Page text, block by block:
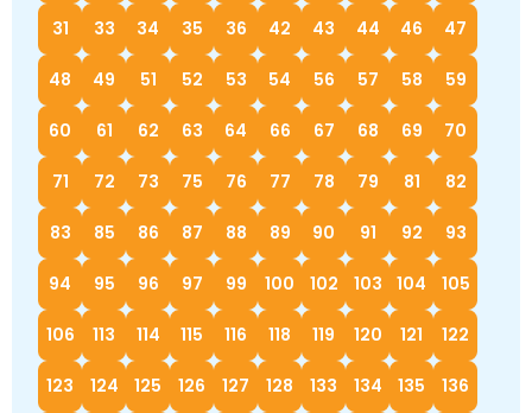
31 33 34 35 36 42 43 44 46 47
48 49 51 52 53 54 56 57 58 59
60 61 62 63 64 66 67 68 69 70
71 72 73 75 76 77 78 79 81 82
83 85 86 87 88 89 90 91 92 93
94 95 96 97 99 100 102 103 104 105
106 113 114 115 116 118 119 120 121 122
123 124 125 126 127 128 133 134 135 136